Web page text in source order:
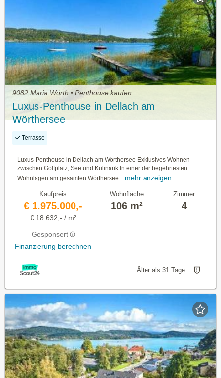
9082 Maria Wörth • Penthouse kaufen
Luxus-Penthouse in Dellach am
Wörthersee
Terrasse
Luxus-Penthouse in Dellach am Wörthersee Exklusives Wohnen
zwischen Golfplatz, See und Kulinarik In einer der begehrtesten
Wohnlagen am gesamten Wörthersee... mehr anzeigen
Kaufpreis
€ 1.975.000,-
€ 18.632,- / m²
Gesponsert
Finanzierung berechnen
Wohnfläche
106 m²
Zimmer
4
Älter als 31 Tage